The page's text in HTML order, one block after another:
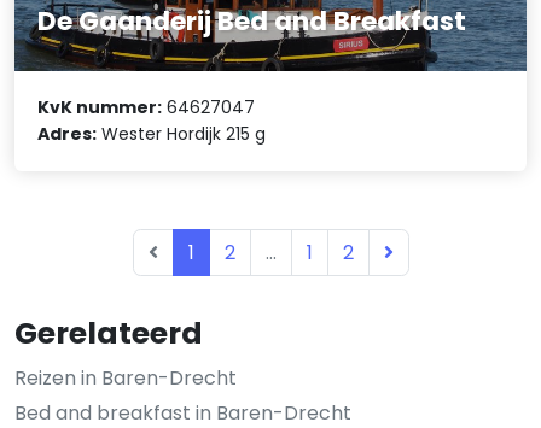
Gerelateerd
Reizen in Baren-Drecht
Bed and breakfast in Baren-Drecht
De Gaanderij Bed and Breakfast
KvK nummer: 64627047
Adres: Wester Hordijk 215 g
1 2 ... 1 2